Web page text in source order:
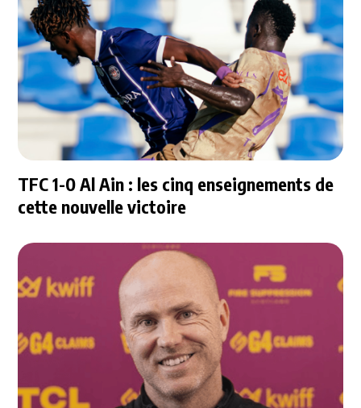
TFC 1-0 Al Ain : les cinq enseignements de
cette nouvelle victoire